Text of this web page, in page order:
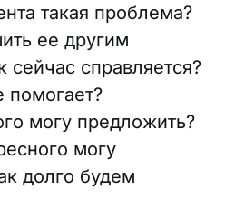
такая проблема?
ее другим
сейчас справляется?
помогает?
могу предложить?
могу
долго будем